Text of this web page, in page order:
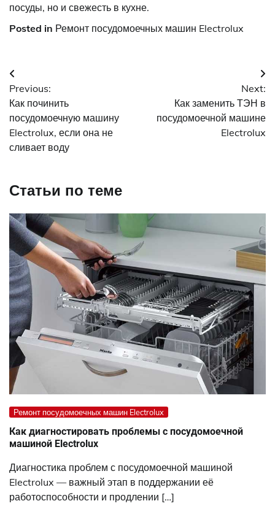
посуды, но и свежесть в кухне.
Posted in Ремонт посудомоечных машин Electrolux
Навигация
по
записям
Previous:
Как починить
посудомоечную машину
Electrolux, если она не
сливает воду
Next:
Как заменить ТЭН в
посудомоечной машине
Electrolux
Статьи по теме
Ремонт посудомоечных машин Electrolux
Как диагностировать проблемы с посудомоечной
машиной Electrolux
Диагностика проблем с посудомоечной машиной
Electrolux — важный этап в поддержании её
работоспособности и продлении […]